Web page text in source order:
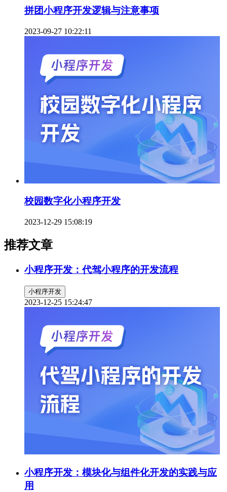
拼团小程序开发逻辑与注意事项
2023-09-27 10:22:11
校园数字化小程序开发
2023-12-29 15:08:19
推荐文章
小程序开发：代驾小程序的开发流程
小程序开发
2023-12-25 15:24:47
小程序开发：模块化与组件化开发的实践与应
用